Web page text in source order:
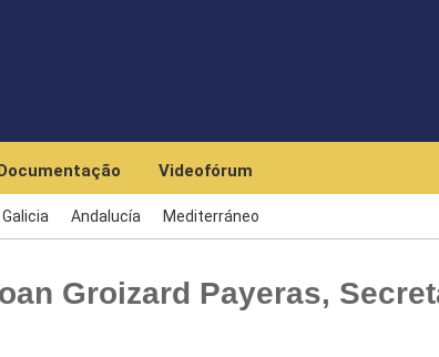
Videofórum
Galicia Andalucía Mediterráneo
Groizard Payeras,